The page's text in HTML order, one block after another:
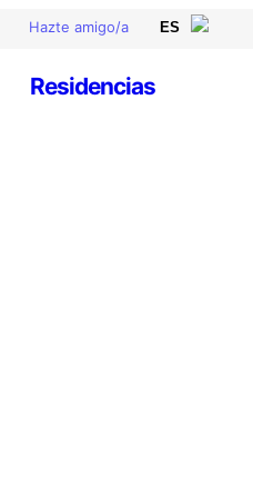
Hazte amigo/a
Residencias